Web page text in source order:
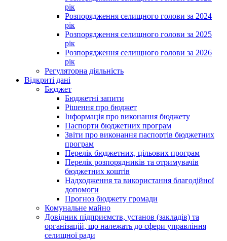
рік
Розпорядження селищного голови за 2024
рік
Розпорядження селищного голови за 2025
рік
Розпорядження селищного голови за 2026
рік
Регуляторна діяльність
Відкриті дані
Бюджет
Бюджетні запити
Рішення про бюджет
Інформація про виконання бюджету
Паспорти бюджетних програм
Звіти про виконання паспортів бюджетних
програм
Перелік бюджетних, цільових програм
Перелік розпорядників та отримувачів
бюджетних коштів
Надходження та використання благодійної
допомоги
Прогноз бюджету громади
Комунальне майно
Довідник підприємств, установ (закладів) та
організацій, що належать до сфери управління
селищної ради